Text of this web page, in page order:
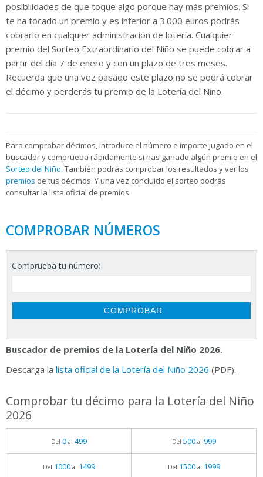
posibilidades de que toque algo porque hay más premios. Si
te ha tocado un premio y es inferior a 3.000 euros podrás
cobrarlo en cualquier administración de lotería. Cualquier
premio del Sorteo Extraordinario del Niño se puede cobrar a
partir del día 7 de enero y con un plazo de tres meses.
Recuerda que una vez pasado este plazo no se podrá cobrar
el décimo y perderás tu premio de la Lotería del Niño.
Para comprobar décimos, introduce el número e importe jugado en el
buscador y comprueba rápidamente si has ganado algún premio en el
Sorteo del Niño. También podrás comprobar los resultados y ver los
premios de tus décimos. Y una vez concluido el sorteo podrás
consultar la lista oficial de premios.
COMPROBAR NÚMEROS
Comprueba tu número:
Buscador de premios de la Lotería del Niño 2026.
Descarga la lista oficial de la Lotería del Niño 2026 (PDF).
Comprobar tu décimo para la Lotería del Niño
2026
Del 0al 499 Del 500al 999
Del 1000al 1499 Del 1500al 1999